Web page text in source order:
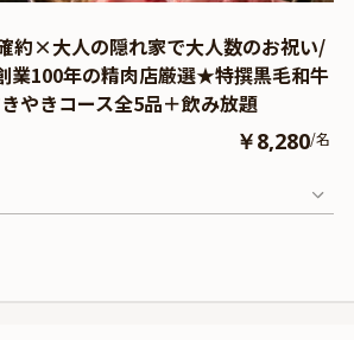
約×大人の隠れ家で大人数のお祝い/
業100年の精肉店厳選★特撰黒毛和牛
やきコース全5品＋飲み放題
￥8,280/名